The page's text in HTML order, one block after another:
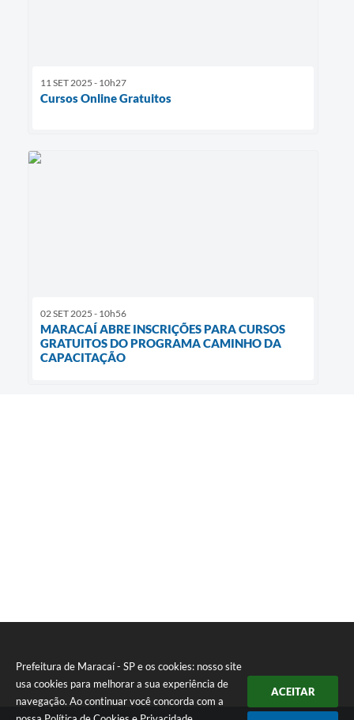
Prefeitura de Maracaí - SP e os cookies: nosso site
usa cookies para melhorar a sua experiência de
navegação. Ao continuar você concorda com a
ACEITAR
11 SET 2025 - 10h27
Cursos Online Gratuitos
02 SET 2025 - 10h56
MARACAÍ ABRE INSCRIÇÕES PARA CURSOS
GRATUITOS DO PROGRAMA CAMINHO DA
CAPACITAÇÃO